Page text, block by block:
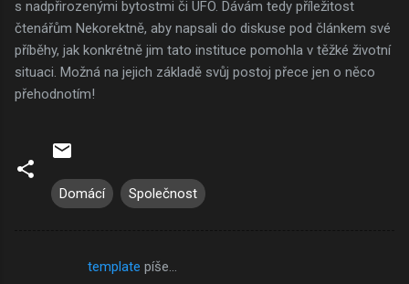
s nadpřirozenými bytostmi či UFO. Dávám tedy příležitost
čtenářům Nekorektně, aby napsali do diskuse pod článkem své
příběhy, jak konkrétně jim tato instituce pomohla v těžké životní
situaci. Možná na jejich základě svůj postoj přece jen o něco
přehodnotím!
Domácí Společnost
template píše…